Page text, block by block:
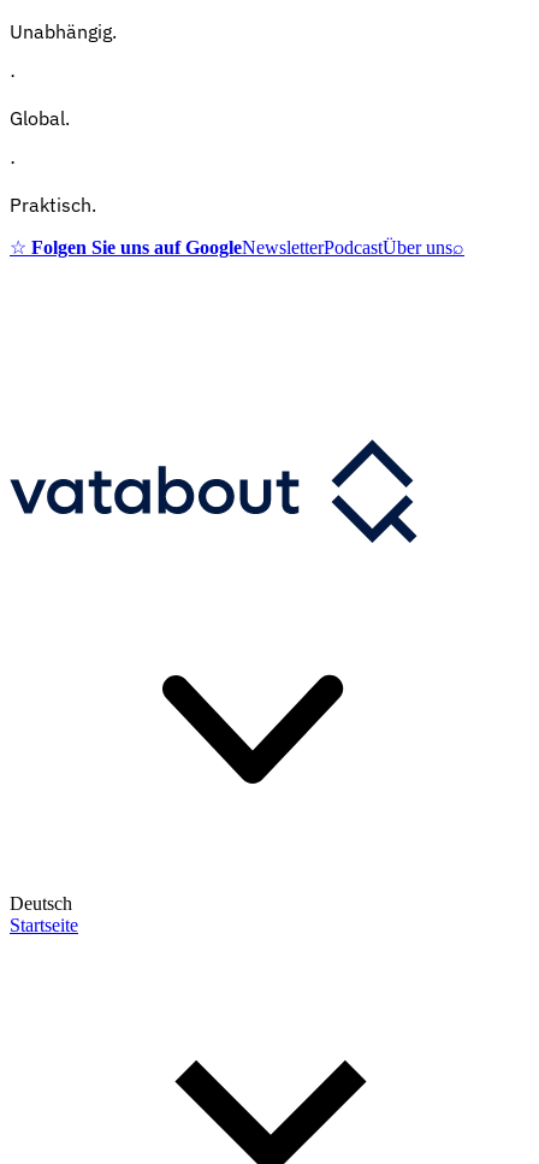
Unabhängig.
·
Global.
·
Praktisch.
☆ Folgen Sie uns auf GoogleNewsletterPodcastÜber uns⌕
Deutsch
Startseite